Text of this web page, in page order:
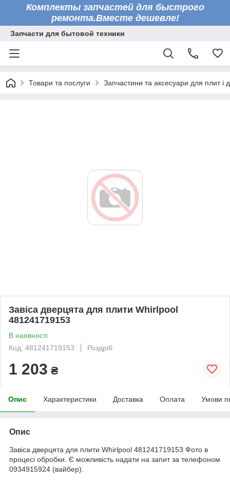
Комплекты запчастей для быстрого
ремонта.Вместе дешевле!
Запчасти для бытовой техники
Товари та послуги Запчастини та аксесуари для плит і
Завіса дверцята для плити Whirlpool
481241719153
В наявності
Код: 481241719153
Роздріб
1 203 ₴
Опис Характеристики Доставка Оплата Умови
Опис
Завіса дверцята для плити Whirlpool 481241719153 Фото в
процесі обробки. Є можливість надати на запит за телефоном
0934915924 (вайбер).